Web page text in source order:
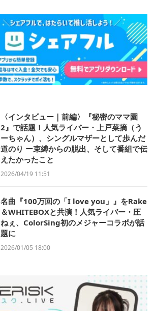
〈インタビュー｜前編〉『秘密のママ園
2』で話題！人気ライバー・上戸菜摘（う
ーちゃん）、シングルマザーとして歩んだ
道のり ー束縛からの脱出、そして番組で伝
えたかったこと
2026/04/19 11:51
名曲『100万回の「I love you」』をRake
＆WHITEBOXと共演！人気ライバー・圧
ねぇ、ColorSing初のメジャーコラボが話
題に
2026/01/05 18:00